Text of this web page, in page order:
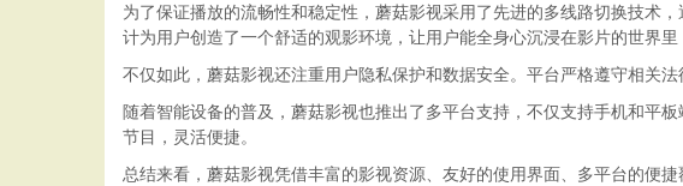
为了保证播放的流畅性和稳定性，蘑菇影视采用了先进的多线路切换技术
计为用户创造了一个舒适的观影环境，让用户能全身心沉浸在影片的世界里
不仅如此，蘑菇影视还注重用户隐私保护和数据安全。平台严格遵守相关
随着智能设备的普及，蘑菇影视也推出了多平台支持，不仅支持手机和平
节目，灵活便捷。
总结来看，蘑菇影视凭借丰富的影视资源、友好的使用界面、多平台的便